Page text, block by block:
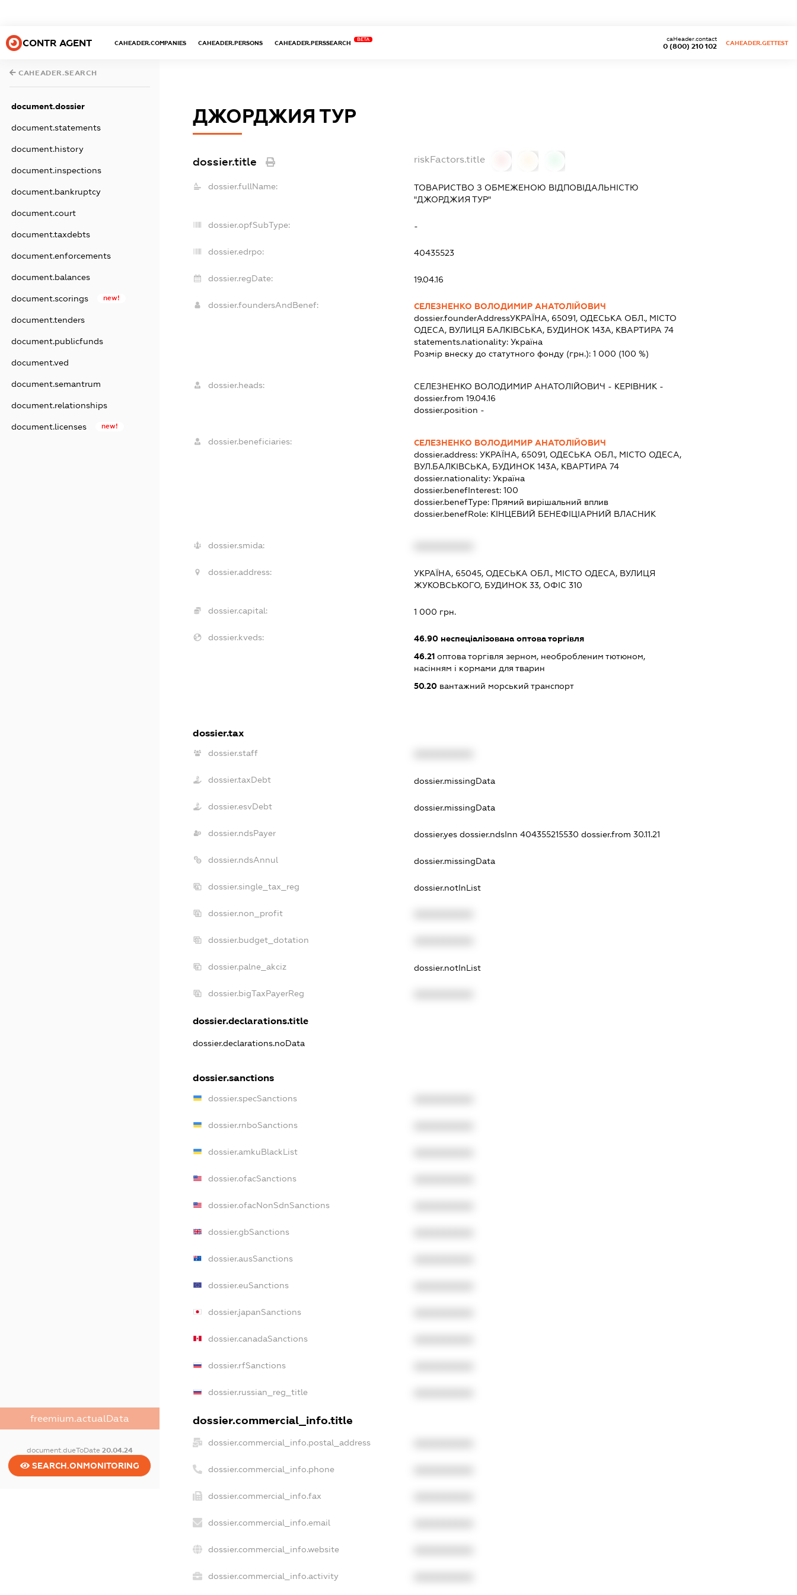
CONTR AGENT CAHEADER.COMPANIES CAHEADER.PERSONS CAHEADER.PERSSEARCH
BETA
0 (800) 210 102
caHeader.contact
CAHEADER.GETTEST
CAHEADER.SEARCH
document.dossier
document.statements
document.history
document.inspections
document.bankruptcy
document.court
document.taxdebts
document.enforcements
document.balances
document.scorings new!
document.tenders
document.publicfunds
document.ved
document.semantrum
document.relationships
document.licenses new!
freemium.actualData
document.dueToDate 20.04.24
SEARCH.ONMONITORING
ДЖОРДЖИЯ ТУР
dossier.title riskFactors.title
dossier.fullName:
ТОВАРИСТВО З ОБМЕЖЕНОЮ ВІДПОВІДАЛЬНІСТЮ
"ДЖОРДЖИЯ ТУР"
dossier.opfSubType: -
dossier.edrpo: 40435523
dossier.regDate: 19.04.16
dossier.foundersAndBenef:
СЕЛЕЗНЕНКО ВОЛОДИМИР АНАТОЛІЙОВИЧ
dossier.founderAddressУКРАЇНА, 65091, ОДЕСЬКА ОБЛ., МІСТО
ОДЕСА, ВУЛИЦЯ БАЛКІВСЬКА, БУДИНОК 143А, КВАРТИРА 74
statements.nationality: Україна
Розмір внеску до статутного фонду (грн.): 1 000 (100 %)
dossier.heads: СЕЛЕЗНЕНКО ВОЛОДИМИР АНАТОЛІЙОВИЧ - КЕРІВНИК -
dossier.from 19.04.16
dossier.position -
dossier.beneficiaries:
СЕЛЕЗНЕНКО ВОЛОДИМИР АНАТОЛІЙОВИЧ
dossier.address: УКРАЇНА, 65091, ОДЕСЬКА ОБЛ., МІСТО ОДЕСА,
ВУЛ.БАЛКІВСЬКА, БУДИНОК 143А, КВАРТИРА 74
dossier.nationality: Україна
dossier.benefInterest: 100
dossier.benefType: Прямий вирішальний вплив
dossier.benefRole: КІНЦЕВИЙ БЕНЕФІЦІАРНИЙ ВЛАСНИК
dossier.smida:
dossier.address:
УКРАЇНА, 65045, ОДЕСЬКА ОБЛ., МІСТО ОДЕСА, ВУЛИЦЯ
ЖУКОВСЬКОГО, БУДИНОК 33, ОФІС 310
dossier.capital: 1 000 грн.
dossier.kveds: 46.90неспеціалізована оптова торгівля
46.21оптова торгівля зерном, необробленим тютюном,
насінням і кормами для тварин
50.20вантажний морський транспорт
dossier.tax
dossier.staff
dossier.taxDebt dossier.missingData
dossier.esvDebt dossier.missingData
dossier.ndsPayer dossier.yes dossier.ndsInn 404355215530 dossier.from 30.11.21
dossier.ndsAnnul dossier.missingData
dossier.single_tax_reg dossier.notInList
dossier.non_profit
dossier.budget_dotation
dossier.palne_akciz dossier.notInList
dossier.bigTaxPayerReg
dossier.declarations.title
dossier.declarations.noData
dossier.sanctions
dossier.specSanctions
dossier.rnboSanctions
dossier.amkuBlackList
dossier.ofacSanctions
dossier.ofacNonSdnSanctions
dossier.gbSanctions
dossier.ausSanctions
dossier.euSanctions
dossier.japanSanctions
dossier.canadaSanctions
dossier.rfSanctions
dossier.russian_reg_title
dossier.commercial_info.title
dossier.commercial_info.postal_address
dossier.commercial_info.phone
dossier.commercial_info.fax
dossier.commercial_info.email
dossier.commercial_info.website
dossier.commercial_info.activity